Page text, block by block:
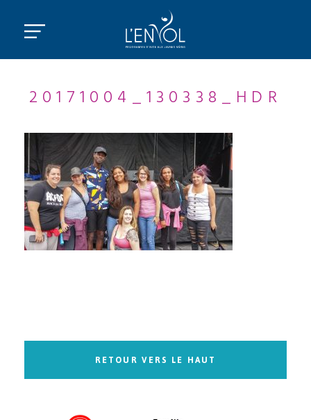
20171004_130338_HDR
RETOUR VERS LE HAUT